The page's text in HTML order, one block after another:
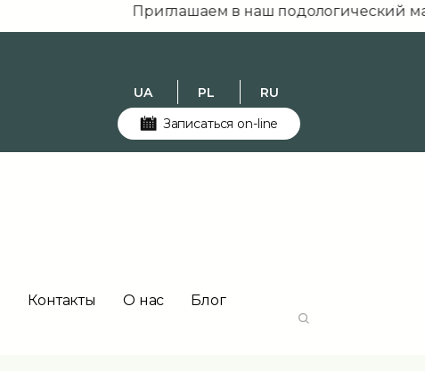
Приглашаем в наш подологический
UA PL
RU
Записаться on-line
Контакты О нас Блог